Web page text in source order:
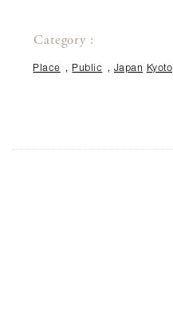
Category :
Place Public Japan Kyoto